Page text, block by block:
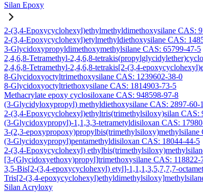
Silan Epoxy
2-(3,4-Epoxycyclohexyl)ethylmethyldimethoxysilane CAS:
2-(3,4-Epoxycyclohexyl)etylmethyldiethoxysilane CAS:
3-Glycidoxypropyldimethoxymethylsilane CAS: 65799-47-5
2,4,6,8-Tetramethyl-2,4,6,8-
2,4,6,8-Tetramethyl-2,4,6,8-tetrakis[2-(3,4-
8-Glycidoxyoctyltrimethoxysilane CAS: 1239602-38-0
8-Glycidoxyoctyltriethoxysilane CAS: 1814903-73-5
Methacrylate epoxy cyclosiloxane CAS: 948598-97-8
(3-Glycidyloxypropyl) methyldiethoxysilane CAS: 2897-60-1
2-(3,4-Epoxycyclohexyl)ethyltris(trimethylsiloxy)silan CAS:
(3-Glycidoxypropyl)-1,1,3,3-tetrametyldisiloxan CAS:
3-(2,3-epoxypropoxy)propylbis(trimethylsiloxy)methylsilane
(3-Glycidoxypropyl)pentamethyldisiloxan CAS: 18044-44-5
2-(3,4-Epoxycyclohexyl)
[3-(Glycidoxyethoxy)propyl]trimethoxysilane CAS: 118822-
3,5-Bis[2-(3,4-epoxycyclohexyl) etyl]-1,1,1,3,5,7,7,7-
Tris[2-(3,4-
Silan Acryloxy